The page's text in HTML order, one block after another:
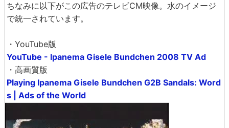
ちなみに以下がこの広告のテレビCM映像。水のイメージ
で統一されています。
・YouTube版
YouTube - Ipanema Gisele Bundchen 2008 TV Ad
・高画質版
Playing Ipanema Gisele Bundchen G2B Sandals: Word
s | Ads of the World